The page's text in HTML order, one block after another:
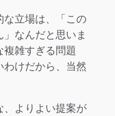
な立場は、「この
なんだと思いま
雑すぎる問題
わけだから、当然
、よりよい提案が